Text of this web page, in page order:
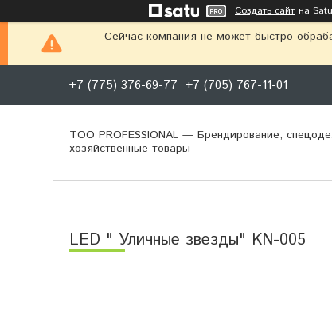
Создать сайт на
Сейчас компания не может быстро
+7 (775) 376-69-77 +7 (705) 767-11-01
ТОО PROFESSIONAL — Брендирование,
хозяйственные товары
LED " Уличные звезды" KN-005